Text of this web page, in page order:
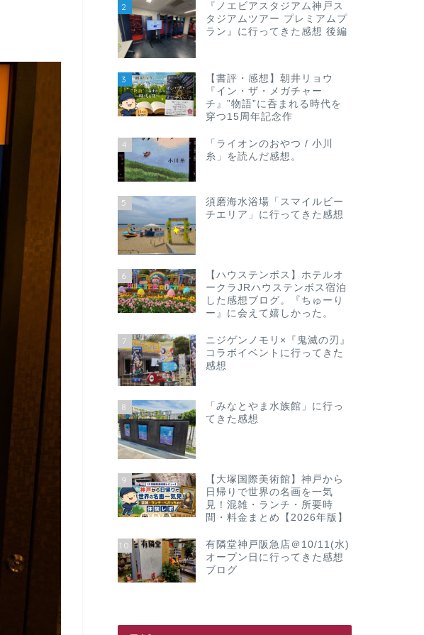
2
『ノエビアスタジアム神戸ス
タジアムツアー プレミアムプ
ラン』に行ってきた感想 後編
3
【書評・感想】朝井リョウ
『イン・ザ・メガチャー
チ』”物語”に呑まれる時代を
穿つ15周年記念作
4
「ライオンのおやつ / 小川
糸」を読んだ感想。
5
須磨海水浴場「スマイルビー
チエリア」に行ってきた感想
6
【ハウステンボス】ホテルオ
ークラJRハウステンボス宿泊
した感想ブログ。『ちゅーり
ー』に会えて嬉しかった。
7
ニジゲンノモリ×『鬼滅の刃』
コラボイベントに行ってきた
感想
8
「みなとやま水族館」に行っ
てきた感想
9
【大塚国際美術館】神戸から
日帰りで世界の名画を一気
見！混雑・ランチ・所要時
間・料金まとめ【2026年版】
10
有隣堂神戸阪急店＠10/11(水)
オープン日に行ってきた感想
ブログ